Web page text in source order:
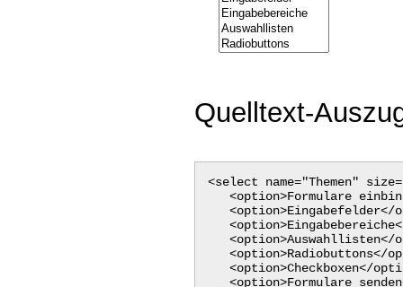
Quelltext-
<select name="Themen"
<option>Formulare
<option>Eingabefelder</
<option>Auswahllisten</
<option>Radiobuttons</
<option>Checkboxen</
<option>Formulare